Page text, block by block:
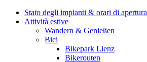
Stato degli impianti & orari di apertura
Attività estive
Wandern & Genießen
Bici
Bikepark Lienz
Bikerouten